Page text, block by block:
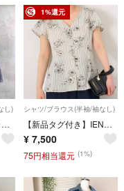
し)
IENA イエナ ストライプフリルノースリーブブラウス ブルー
1%還元
シャツ/ブラウス(半袖/袖なし)
【新品タグ付き】IENA イエナ ストライプフラワー前ボタンVネックブラウス フリーサイズ 2025SS
¥ 7,500
75円相当還元 (1%)